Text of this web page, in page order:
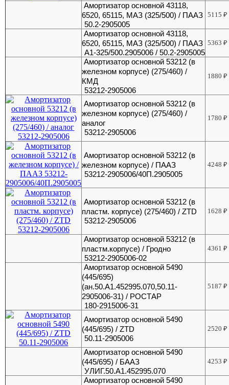
Амортизатор основной 43118,
6520, 65115, МАЗ (325/500) / ПААЗ
50.2-2905005
5115₽
Амортизатор основной 43118,
6520, 65115, МАЗ (325/500) / ПААЗ
А1-325/500.2905006 / 50.2-2905005
5363₽
Амортизатор основной 53212 (в
железном корпусе) (275/460) /
КМД
53212-2905006
1880₽
Амортизатор основной 53212 (в
железном корпусе) (275/460) /
аналог
53212-2905006
1780₽
Амортизатор основной 53212 (в
железном корпусе) / ПААЗ
53212-2905006/40П.2905005
4248₽
Амортизатор основной 53212 (в
пластм. корпусе) (275/460) / ZTD
53212-2905006
1628₽
Амортизатор основной 53212 (в
пластм.корпусе) / Гродно
53212-2905006-02
4361₽
Амортизатор основной 5490
(445/695)
(ан.50.А1.452995.070,50.11-
2905006-31) / РОСТАР
180-2915006-31
5187₽
Амортизатор основной 5490
(445/695) / ZTD
50.11-2905006
2520₽
Амортизатор основной 5490
(445/695) / БААЗ
УЛИГ.50.А1.452995.070
4253₽
Амортизатор основной 5490